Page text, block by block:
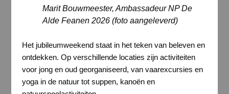
Marit Bouwmeester, Ambassadeur NP De
Alde Feanen 2026 (foto aangeleverd)
Het jubileumweekend staat in het teken van beleven en
ontdekken. Op verschillende locaties zijn activiteiten
voor jong en oud georganiseerd, van vaarexcursies en
yoga in de natuur tot suppen, kanoën en